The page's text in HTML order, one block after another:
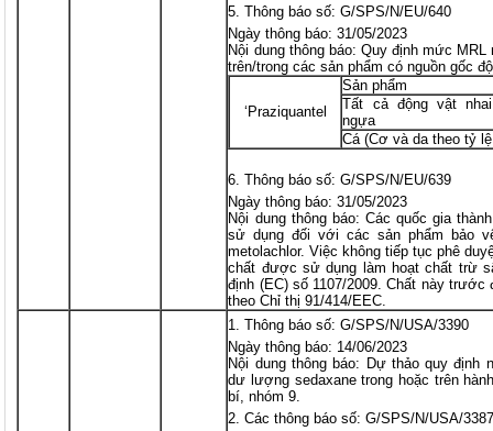
Thông báo số: G/SPS/N/EU/640
Ngày thông báo: 31/05/2023
Nội dung thông báo: Quy định mức
trên/trong các sản phẩm có nguồn gốc
‘Praziquantel
Sản phẩm
Tất cả động vật
ngựa
Cá (Cơ và da theo tỷ
Thông báo số: G/SPS/N/EU/639
Ngày thông báo: 31/05/2023
Nội dung thông báo: Các quốc gia
sử dụng đối với các sản phẩm bảo
metolachlor. Việc không tiếp tục phê
chất được sử dụng làm hoạt chất trừ
định (EC) số 1107/2009. Chất này
theo Chỉ thị 91/414/EEC.
Thông báo số: G/SPS/N/USA/3390
Ngày thông báo: 14/06/2023
Nội dung thông báo: Dự thảo quy
dư lượng sedaxane trong hoặc trên
bí, nhóm 9.
Các thông báo số: G/SPS/N/USA/